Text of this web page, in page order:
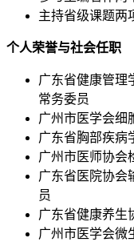
主持省级课题两
个人荣誉与社会任职
广东省健康管理
常务委员
广州市医学会细
广东省胸部疾病
广州市医师协会
广东省医院协会
员
广东省健康养生
广州市医学会微